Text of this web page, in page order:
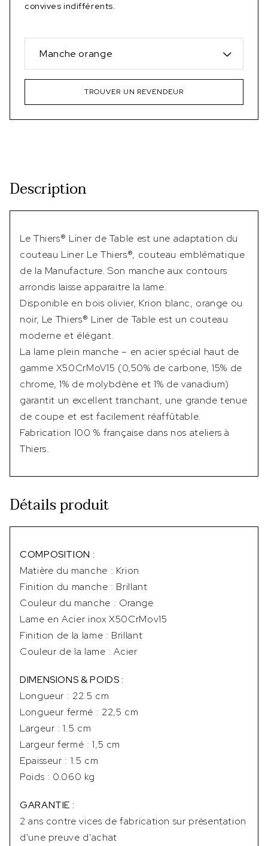
convives indifférents.
Manche orange
TROUVER UN REVENDEUR
Description
Le Thiers® Liner de Table est une adaptation du
couteau Liner Le Thiers®, couteau emblématique
de la Manufacture. Son manche aux contours
arrondis laisse apparaitre la lame.
Disponible en bois olivier, Krion blanc, orange ou
noir, Le Thiers® Liner de Table est un couteau
moderne et élégant.
La lame plein manche – en acier spécial haut de
gamme X50CrMoV15 (0,50% de carbone, 15% de
chrome, 1% de molybdène et 1% de vanadium)
garantit un excellent tranchant, une grande tenue
de coupe et est facilement réaffûtable.
Fabrication 100 % française dans nos ateliers à
Thiers.
Détails produit
COMPOSITION :
Matière du manche : Krion
Finition du manche : Brillant
Couleur du manche : Orange
Lame en Acier inox X50CrMov15
Finition de la lame : Brillant
Couleur de la lame : Acier
DIMENSIONS & POIDS :
Longueur : 22.5 cm
Longueur fermé : 22,5 cm
Largeur : 1.5 cm
Largeur fermé : 1,5 cm
Epaisseur : 1.5 cm
Poids : 0.060 kg
GARANTIE :
2 ans contre vices de fabrication sur présentation
d'une preuve d'achat